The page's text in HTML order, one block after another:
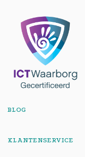
BLOG
KLANTENSERVICE